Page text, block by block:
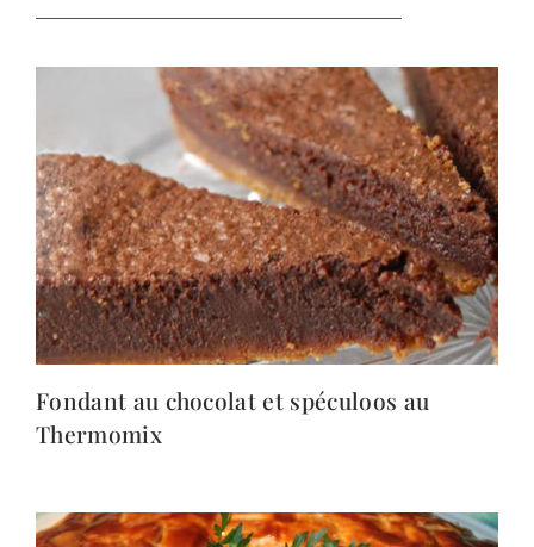
Fondant au chocolat et spéculoos au
Thermomix